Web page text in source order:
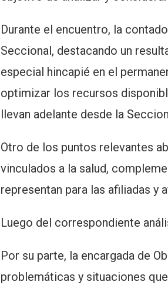
Durante el encuentro, la
Seccional, destacando un
especial hincapié en el
optimizar los recursos
llevan adelante desde la
Otro de los puntos relevantes
vinculados a la salud,
representan para las afiliadas y
Luego del correspondiente
Por su parte, la encargada de
problemáticas y situaciones